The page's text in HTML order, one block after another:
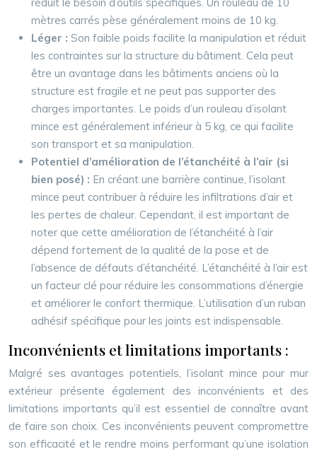
mètres carrés pèse généralement moins de 10 kg.
Léger : Son faible poids facilite la manipulation et réduit
les contraintes sur la structure du bâtiment. Cela peut
être un avantage dans les bâtiments anciens où la
structure est fragile et ne peut pas supporter des
charges importantes. Le poids d’un rouleau d’isolant
mince est généralement inférieur à 5 kg, ce qui facilite
son transport et sa manipulation.
Potentiel d’amélioration de l’étanchéité à l’air (si
bien posé) : En créant une barrière continue, l’isolant
mince peut contribuer à réduire les infiltrations d’air et
les pertes de chaleur. Cependant, il est important de
noter que cette amélioration de l’étanchéité à l’air
dépend fortement de la qualité de la pose et de
l’absence de défauts d’étanchéité. L’étanchéité à l’air est
un facteur clé pour réduire les consommations d’énergie
et améliorer le confort thermique. L’utilisation d’un ruban
adhésif spécifique pour les joints est indispensable.
Inconvénients et limitations importants :
Malgré ses avantages potentiels, l’isolant mince pour mur
extérieur présente également des inconvénients et des
limitations importants qu’il est essentiel de connaître avant
de faire son choix. Ces inconvénients peuvent compromettre
son efficacité et le rendre moins performant qu’une isolation